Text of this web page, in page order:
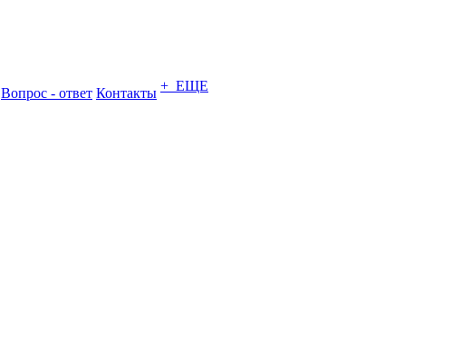
Вопрос - ответ Контакты + ЕЩЕ